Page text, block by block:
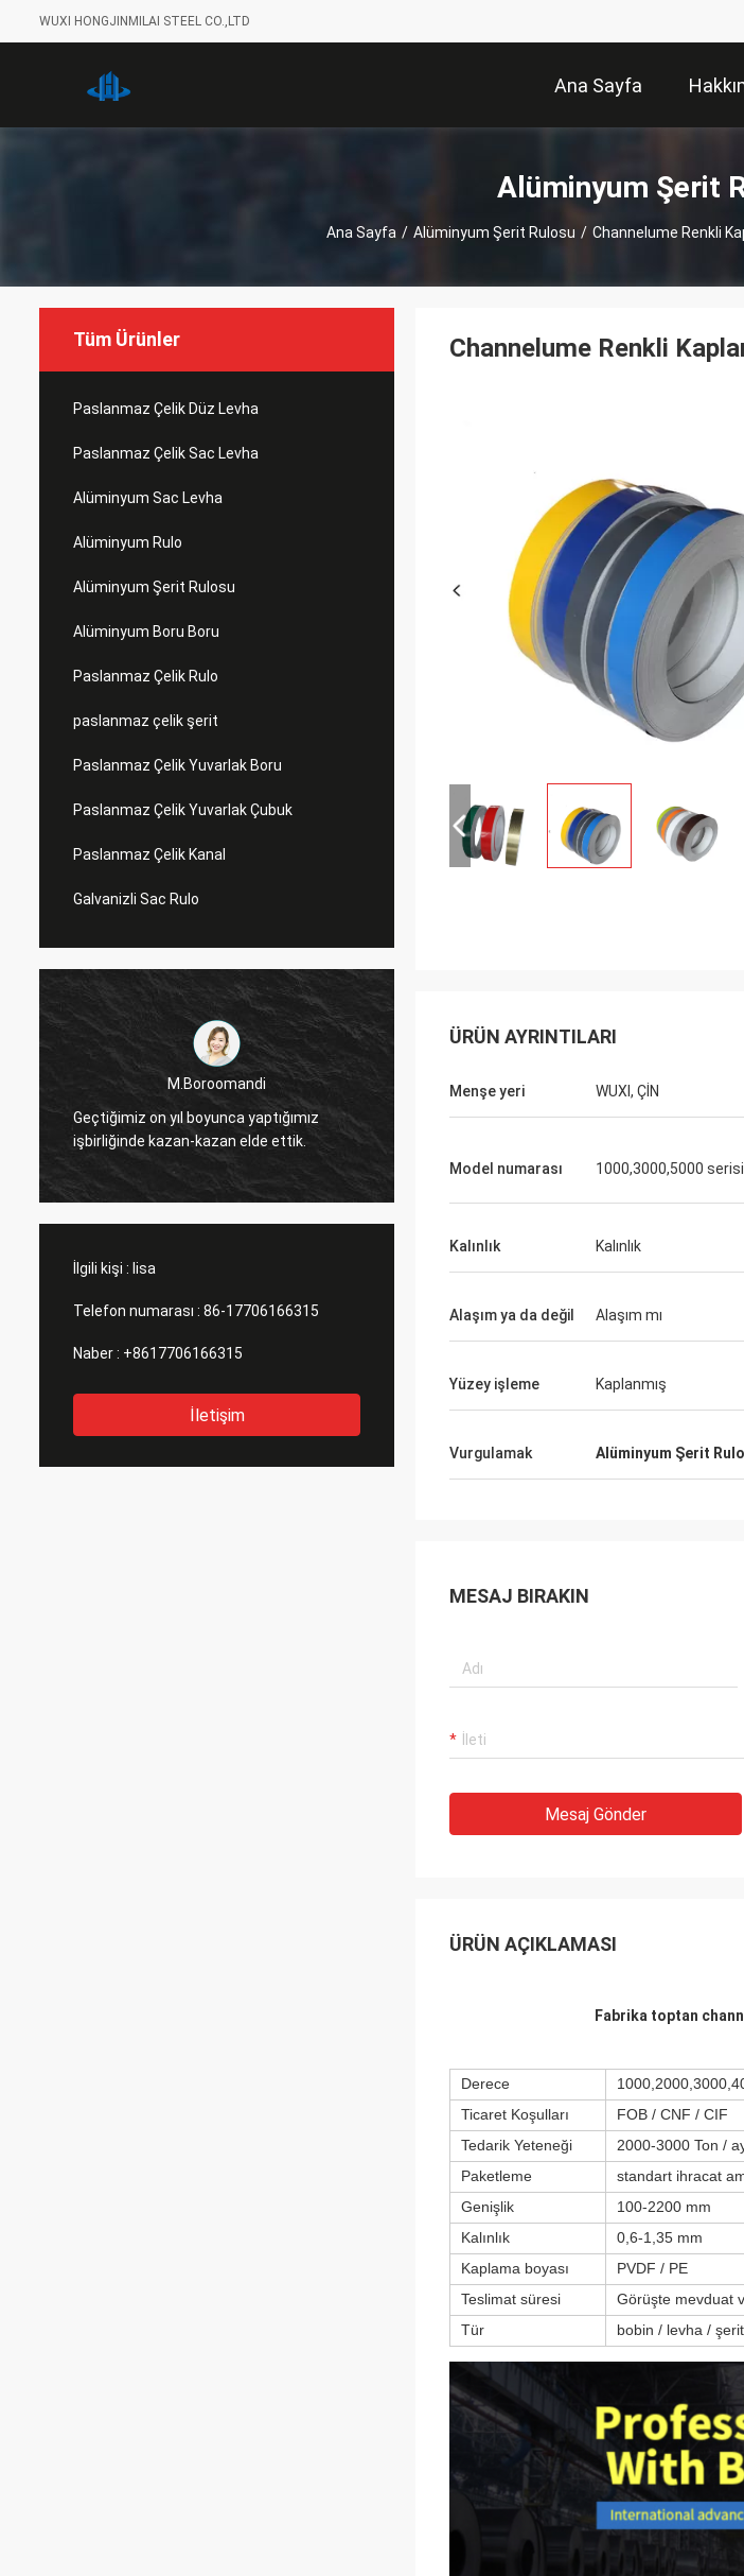
Mesaj bırakın Sizi yakında
WUXI HONGJINMILAI STEEL CO.,LTD
Ana Sayfa
Alüminyum Şerit
Ana Sayfa / Alüminyum Şerit Rulosu / Channelume Renkli
Tüm Ürünler
Paslanmaz Çelik Düz Levha
Paslanmaz Çelik Sac Levha
Alüminyum Sac Levha
Alüminyum Rulo
Alüminyum Şerit Rulosu
Alüminyum Boru Boru
Paslanmaz Çelik Rulo
paslanmaz çelik şerit
Paslanmaz Çelik Yuvarlak Boru
Paslanmaz Çelik Yuvarlak Çubuk
Paslanmaz Çelik Kanal
Galvanizli Sac Rulo
M.Boroomandi
Geçtiğimiz on yıl boyunca yaptığımız
işbirliğinde kazan-kazan elde ettik.
İlgili kişi : lisa
Telefon numarası : 86-17706166315
Naber : +8617706166315
İletişim
Channelume Renkli
ÜRÜN AYRINTILARI
Menşe yeri WUXI, ÇİN
Model numarası 1000,3000,5000 serisi
Kalınlık Kalınlık
Alaşım ya da değil Alaşım mı
Yüzey işleme Kaplanmış
Vurgulamak Alüminyum Şerit
MESAJ BIRAKIN
Mesaj Gönder
ÜRÜN AÇIKLAMASI
Fabrika toptan
Derece
Ticaret Koşulları
FOB / CNF / CIF
Tedarik Yeteneği
2000-3000 Ton /
Paketleme
standart ihracat
Genişlik
100-2200 mm
Kalınlık
0,6-1,35 mm
Kaplama boyası
PVDF / PE
Teslimat süresi
Görüşte mevduat
Tür
bobin / levha /